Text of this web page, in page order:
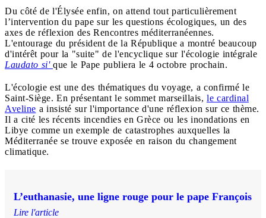
Du côté de l'Élysée enfin, on attend tout particulièrement
l’intervention du pape sur les questions écologiques, un des
axes de réflexion des Rencontres méditerranéennes.
L'entourage du président de la République a montré beaucoup
d'intérêt pour la "suite" de l'encyclique sur l'écologie intégrale
Laudato si' que le Pape publiera le 4 octobre prochain.
L'écologie est une des thématiques du voyage, a confirmé le
Saint-Siège. En présentant le sommet marseillais, le cardinal
Aveline a insisté sur l'importance d'une réflexion sur ce thème.
Il a cité les récents incendies en Grèce ou les inondations en
Libye comme un exemple de catastrophes auxquelles la
Méditerranée se trouve exposée en raison du changement
climatique.
L’euthanasie, une ligne rouge pour le pape François
Lire l'article